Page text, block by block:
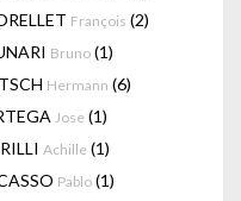
François (2)
Bruno (1)
Hermann (6)
Jose (1)
Achille (1)
Pablo (1)